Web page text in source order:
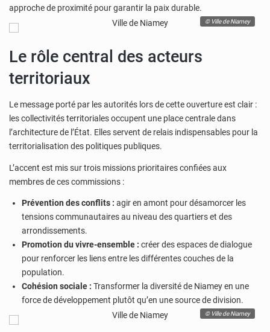
approche de proximité pour garantir la paix durable.
© Ville de Niamey
Le rôle central des acteurs
territoriaux
Le message porté par les autorités lors de cette ouverture est clair :
les collectivités territoriales occupent une place centrale dans
l’architecture de l’État. Elles servent de relais indispensables pour la
territorialisation des politiques publiques.
L’accent est mis sur trois missions prioritaires confiées aux
membres de ces commissions :
Prévention des conflits : agir en amont pour désamorcer les
tensions communautaires au niveau des quartiers et des
arrondissements.
Promotion du vivre-ensemble : créer des espaces de dialogue
pour renforcer les liens entre les différentes couches de la
population.
Cohésion sociale : Transformer la diversité de Niamey en une
force de développement plutôt qu’en une source de division.
© Ville de Niamey